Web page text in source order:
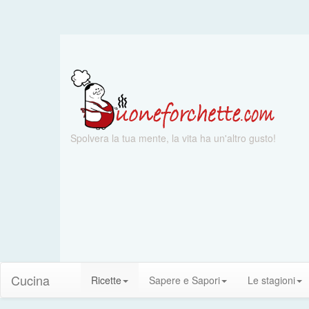
Spolvera la tua mente, la vita ha un'altro gusto!
Cucina Ricette Sapere e Sapori Le stagioni